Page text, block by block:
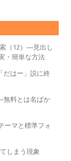
（12）―見出し
・簡単な方法
だはー」説に終
無料とは名ばか
ーマと標準フォ
しまう現象